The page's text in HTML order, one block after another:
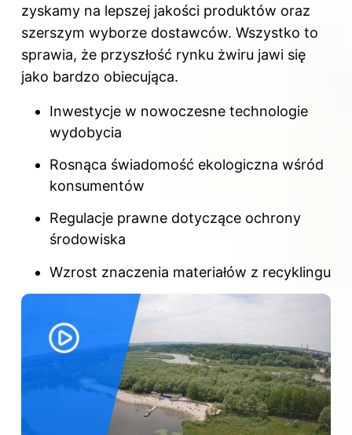
zyskamy na lepszej jakości produktów oraz
szerszym wyborze dostawców. Wszystko to
sprawia, że przyszłość rynku żwiru jawi się
jako bardzo obiecująca.
Inwestycje w nowoczesne technologie
wydobycia
Rosnąca świadomość ekologiczna wśród
konsumentów
Regulacje prawne dotyczące ochrony
środowiska
Wzrost znaczenia materiałów z recyklingu